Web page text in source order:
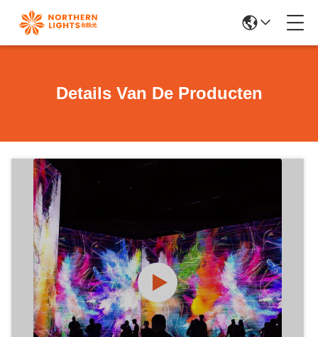
Details Van De Producten